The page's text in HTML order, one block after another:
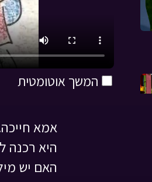
המשך אוטומטית
אמא
היא רכנה
האם יש